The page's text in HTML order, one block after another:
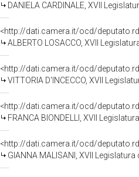
DANIELA CARDINALE, XVII
<http://dati.camera.it/ocd/
ALBERTO LOSACCO, XVII
<http://dati.camera.it/ocd/
VITTORIA D'INCECCO, XVII
<http://dati.camera.it/ocd/
FRANCA BIONDELLI, XVII
<http://dati.camera.it/ocd/
GIANNA MALISANI, XVII